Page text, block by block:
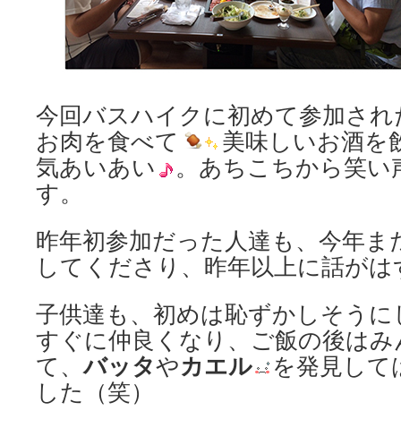
今回バスハイクに初めて参加さ
お肉を食べて
美味しいお酒を
気あいあい
。あちこちから笑
す。
昨年初参加だった人達も、今年
してくださり、昨年以上に話が
子供達も、初めは恥ずかしそう
すぐに仲良くなり、ご飯の後は
て、バッタやカエル
を発見し
した（笑）